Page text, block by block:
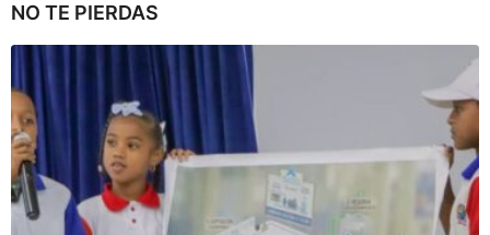
NO TE PIERDAS